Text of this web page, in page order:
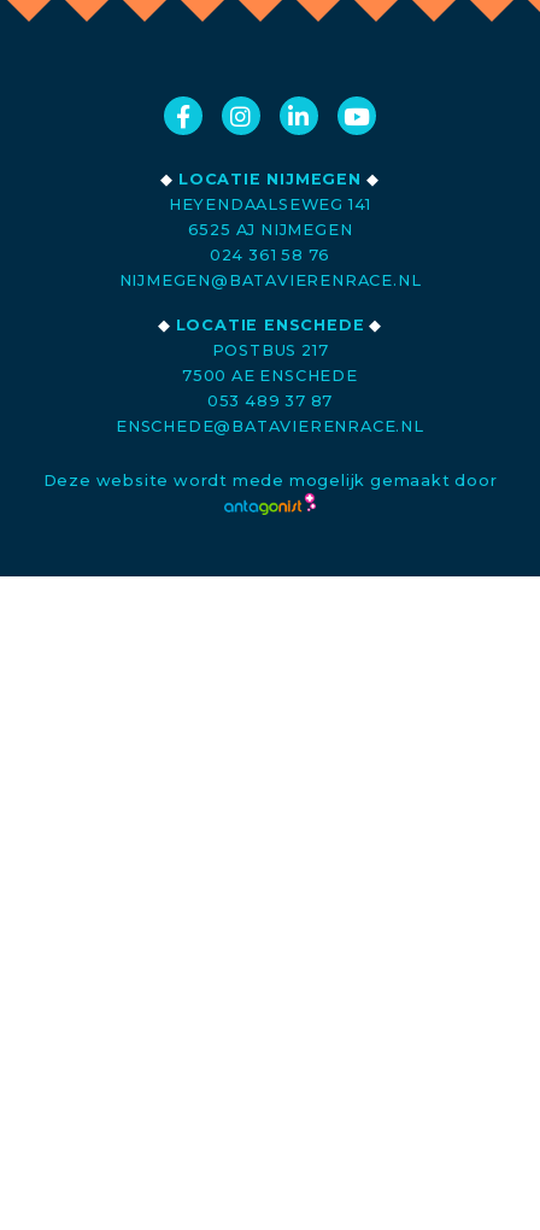
◆ LOCATIE NIJMEGEN ◆
HEYENDAALSEWEG 141
6525 AJ NIJMEGEN
024 361 58 76
NIJMEGEN@BATAVIERENRACE.NL
◆ LOCATIE ENSCHEDE ◆
POSTBUS 217
7500 AE ENSCHEDE
053 489 37 87
ENSCHEDE@BATAVIERENRACE.NL
Deze website wordt mede mogelijk gemaakt door